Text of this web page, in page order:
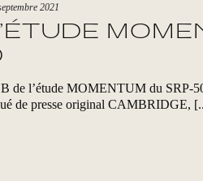
2021
de l’étude MOMENTUM du SRP-
de presse original CAMBRIDGE,